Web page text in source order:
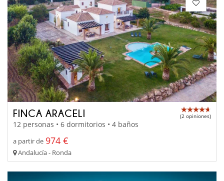
FINCA ARACELI (2 opiniones)
12 personas • 6 dormitorios • 4 baños
a partir de 974 €
Andalucía - Ronda